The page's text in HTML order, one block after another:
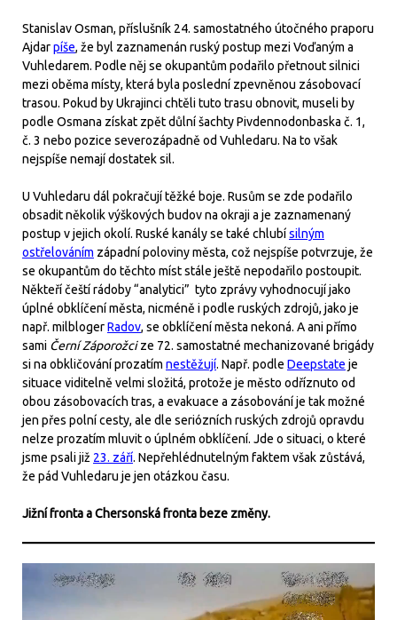
Stanislav Osman, příslušník 24. samostatného útočného praporu
Ajdarpíše, že byl zaznamenán ruský postup mezi Voďaným a
Vuhledarem. Podle něj se okupantům podařilo přetnout silnici
mezi oběma místy, která byla poslední zpevněnou zásobovací
trasou. Pokud by Ukrajinci chtěli tuto trasu obnovit, museli by
podle Osmana získat zpět důlní šachty Pivdennodonbaska č. 1,
č. 3 nebo pozice severozápadně od Vuhledaru. Na to však
nejspíše nemají dostatek sil.
U Vuhledaru dál pokračují těžké boje. Rusům se zde podařilo
obsadit několik výškových budov na okraji a je zaznamenaný
postup v jejich okolí. Ruské kanály se také chlubísilným
ostřelováním západní poloviny města, což nejspíše potvrzuje, že
se okupantům do těchto míst stále ještě nepodařilo postoupit.
Někteří čeští rádoby “analytici” tyto zprávy vyhodnocují jako
úplné obklíčení města, nicméně i podle ruských zdrojů, jako je
např. milblogerRadov, se obklíčení města nekoná. A ani přímo
sami Černí Záporožcize 72. samostatné mechanizované brigády
si na obkličování prozatím nestěžují. Např. podle Deepstate je
situace viditelně velmi složitá, protože je město odříznuto od
obou zásobovacích tras, a evakuace a zásobování je tak možné
jen přes polní cesty, ale dle seriózních ruských zdrojů opravdu
nelze prozatím mluvit o úplném obklíčení. Jde o situaci, o které
jsme psali již 23. září. Nepřehlédnutelným faktem však zůstává,
že pád Vuhledaru je jen otázkou času.
Jižní fronta a Chersonská fronta beze změny.